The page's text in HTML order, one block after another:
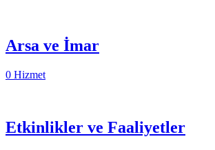
Arsa ve İmar
0 Hizmet
Etkinlikler ve Faaliyetler